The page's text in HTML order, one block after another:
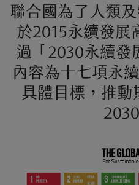
聯合國為了人類
於2015永續發展
過「2030永續發
內容為十七項永
具體目標，推動